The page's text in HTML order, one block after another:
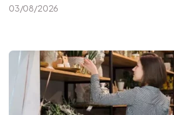
03/08/2026